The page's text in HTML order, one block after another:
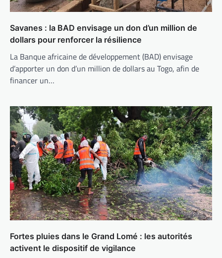
Savanes : la BAD envisage un don d’un million de
dollars pour renforcer la résilience
La Banque africaine de développement (BAD) envisage
d’apporter un don d’un million de dollars au Togo, afin de
financer un…
Fortes pluies dans le Grand Lomé : les autorités
activent le dispositif de vigilance